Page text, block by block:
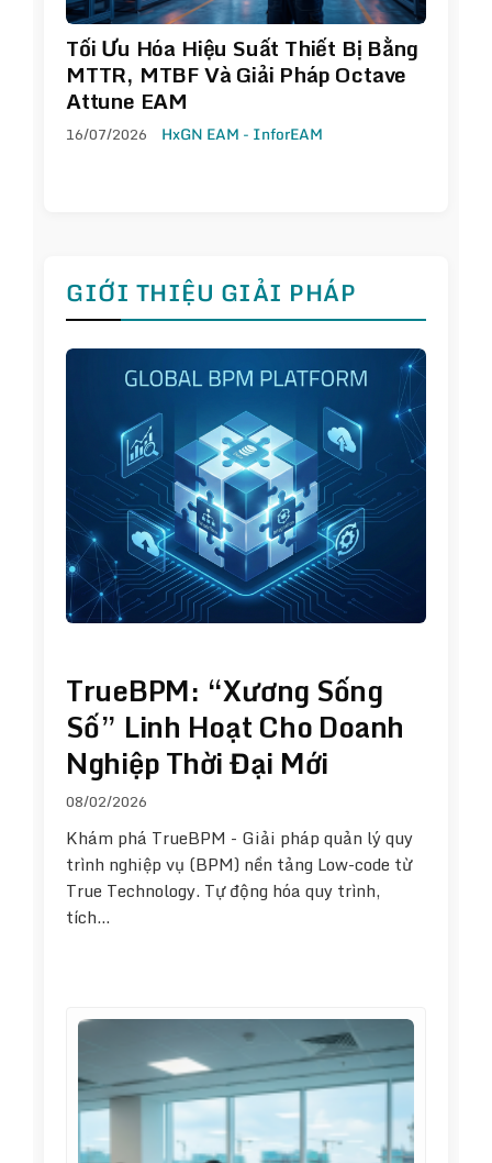
Tối Ưu Hóa Hiệu Suất Thiết Bị Bằng
MTTR, MTBF Và Giải Pháp Octave
Attune EAM
16/07/2026 HxGN EAM - InforEAM
GIỚI THIỆU GIẢI PHÁP
TrueBPM: “Xương Sống
Số” Linh Hoạt Cho Doanh
Nghiệp Thời Đại Mới
08/02/2026
Khám phá TrueBPM - Giải pháp quản lý quy
trình nghiệp vụ (BPM) nền tảng Low-code từ
True Technology. Tự động hóa quy trình,
tích…